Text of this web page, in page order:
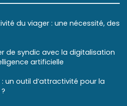
du viager : une nécessité, des
de syndic avec la digitalisation
artificielle
: un outil d’attractivité pour la